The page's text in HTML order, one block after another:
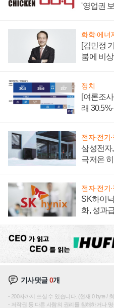
'영업권
화학·에너
[김민정
붐에 비
정치
[여론조
래
전자·전기
삼성전자
극저온
전자·전기
SK하이
화, 성과
기사댓글0개
200자까지 쓰실 수 있습니다. (현재 0 byte /
저작권 등 다른 사람의 권리를 침해하거나